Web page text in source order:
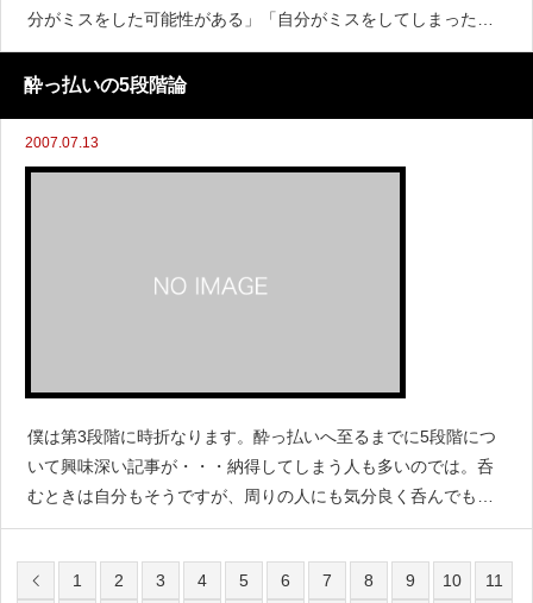
分がミスをした可能性がある」「自分がミスをしてしまったか
もしれない」ということを自ら進んで報告するようになるため
には、どのような教育やどのような仕
酔っ払いの5段階論
2007.07.13
僕は第3段階に時折なります。酔っ払いへ至るまでに5段階につ
いて興味深い記事が・・・納得してしまう人も多いのでは。呑
むときは自分もそうですが、周りの人にも気分良く呑んでもら
いたいものですよね。自分はきちんとマナーを守っているかの
下
1 2 3 4 5 6 7 8 9 10 11